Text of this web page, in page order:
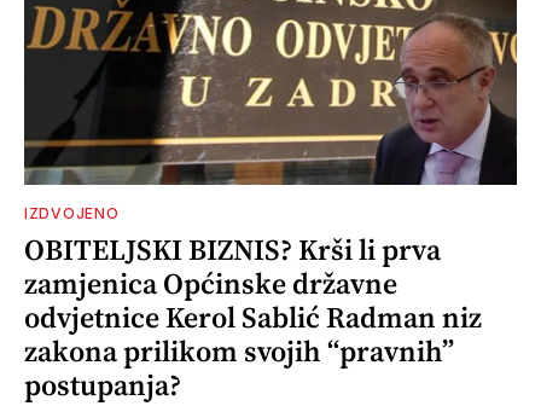
IZDVOJENO
OBITELJSKI BIZNIS? Krši li prva
zamjenica Općinske državne
odvjetnice Kerol Sablić Radman niz
zakona prilikom svojih “pravnih”
postupanja?